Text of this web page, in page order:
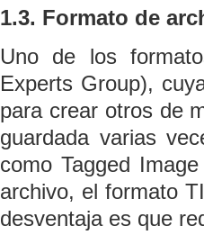
1.3. Formato de
Uno de los
Experts Group),
para crear otros de
guardada varias
como Tagged
archivo, el formato
desventaja es que